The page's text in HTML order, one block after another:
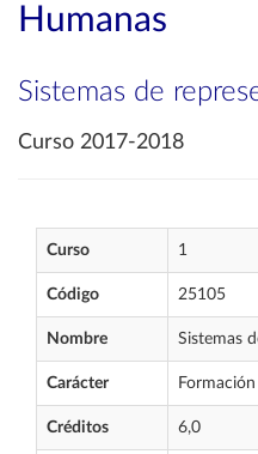
Humanas
Sistemas de
Curso 2017-2018
Curso 1
Código 25105
Nombre Sistemas
Carácter Formación
Créditos 6,0